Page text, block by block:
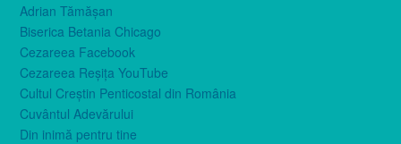
Adrian Tămăşan
Biserica Betania Chicago
Cezareea Facebook
Cezareea Reşiţa YouTube
Cultul Creştin Penticostal din România
Cuvântul Adevărului
Din inimă pentru tine